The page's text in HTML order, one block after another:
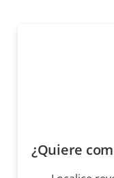
¿Quiere